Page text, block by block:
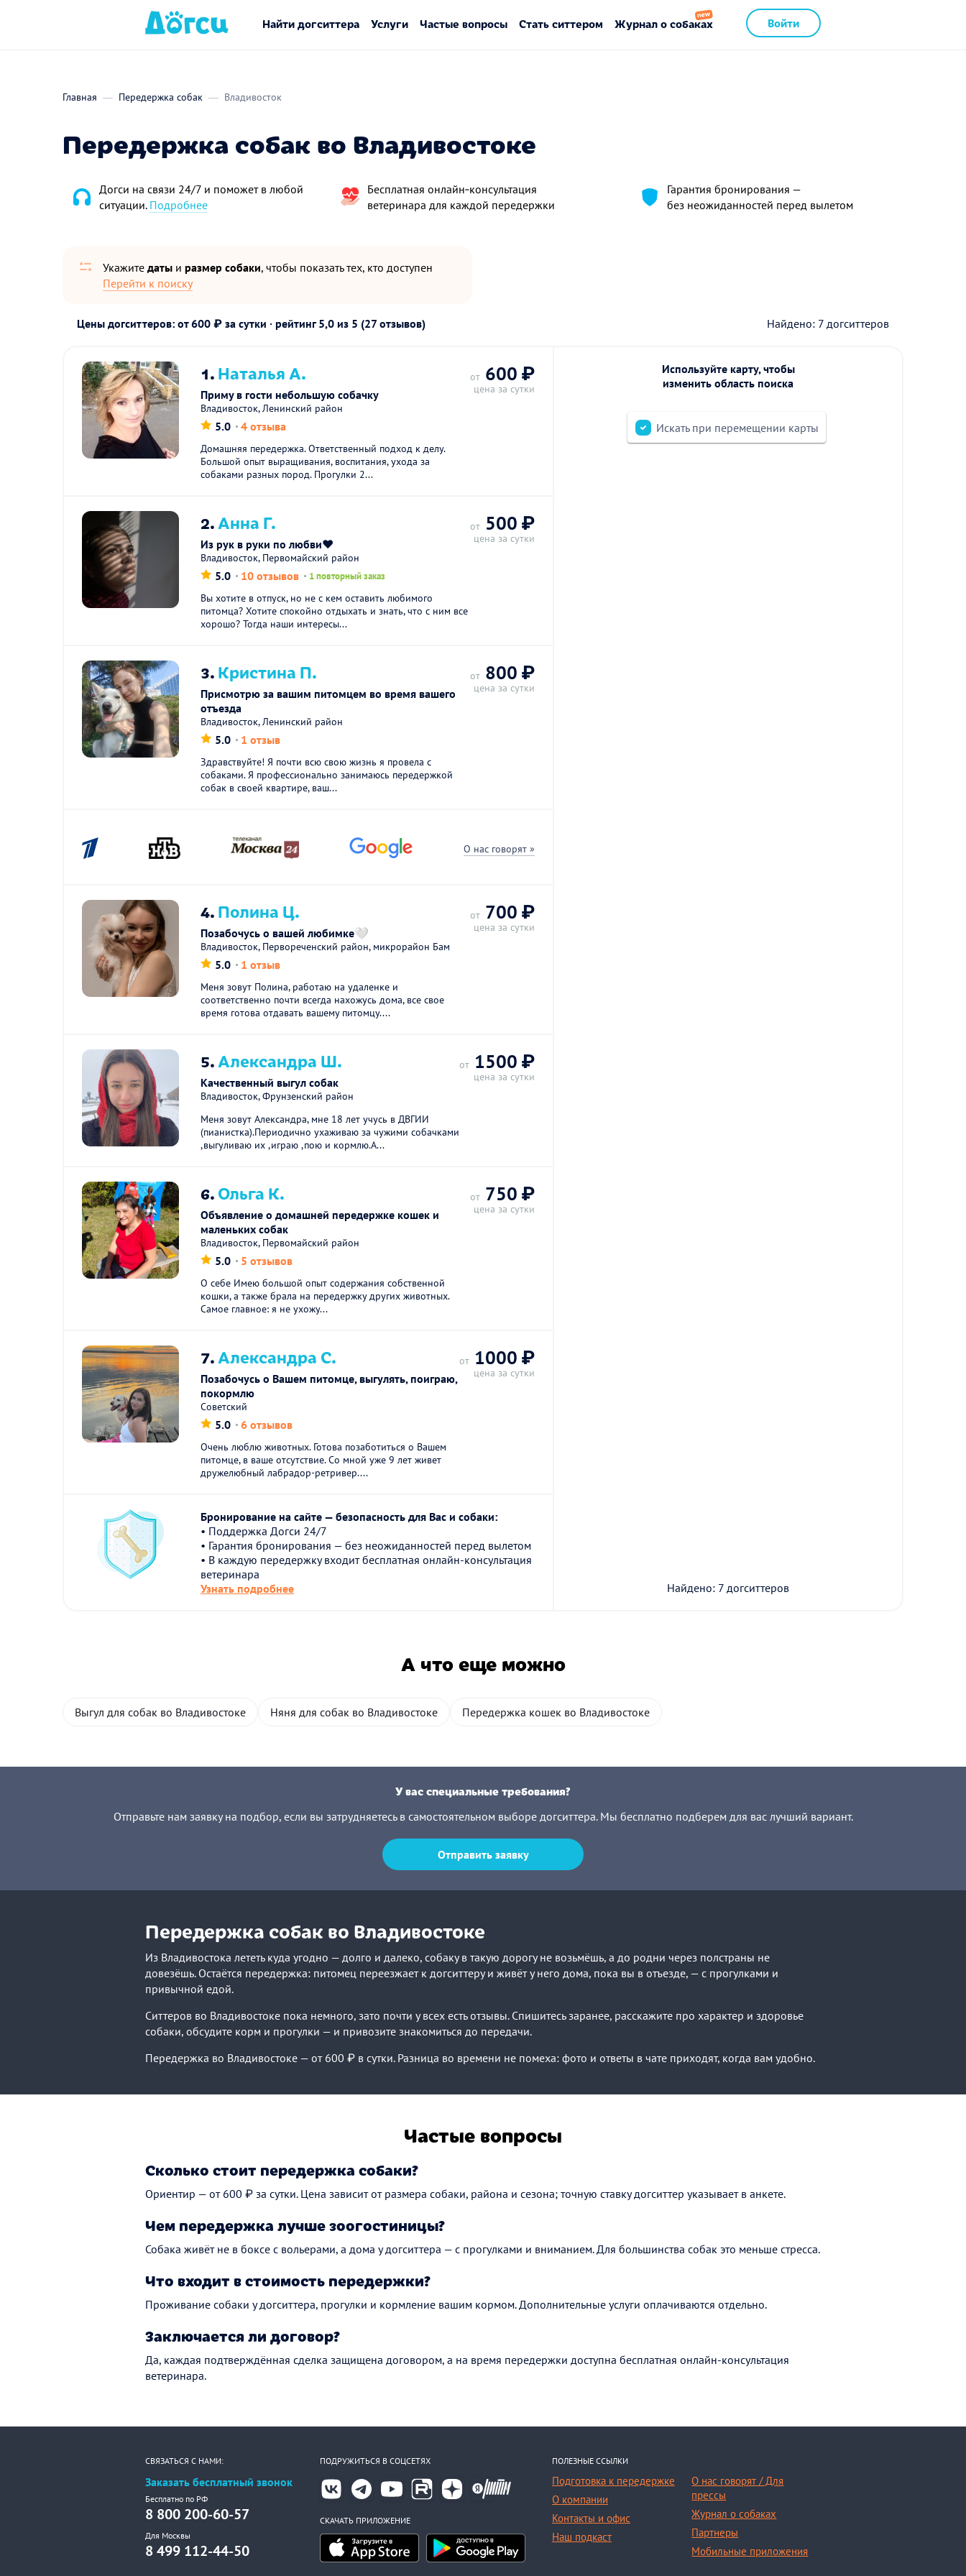
Войти
Найти догситтера Услуги Частые вопросы Стать ситтером Журнал о собаках
Главная Передержка собак Владивосток
Передержка собак во Владивостоке
Догси на связи 24/7 и поможет в любой
ситуации. Подробнее
Бесплатная онлайн‑консультация
ветеринара для каждой передержки
Гарантия бронирования —
без неожиданностей перед вылетом
Укажите даты и размер собаки, чтобы показать тех, кто доступен
Перейти к поиску
Цены догситтеров: от 600 ₽ за сутки · рейтинг 5,0 из 5 (27 отзывов) Найдено: 7 догситтеров
1.Наталья А.
Приму в гости небольшую собачку
Владивосток, Ленинский район
5.0 4 отзыва
Домашняя передержка. Ответственный подход к делу.
Большой опыт выращивания, воспитания, ухода за
собаками разных пород. Прогулки 2...
от 600 ₽
цена за сутки
2.Анна Г.
Из рук в руки по любви❤️
Владивосток, Первомайский район
5.0 10 отзывов 1 повторный заказ
Вы хотите в отпуск, но не с кем оставить любимого
питомца? Хотите спокойно отдыхать и знать, что с ним все
хорошо? Тогда наши интересы...
от 500 ₽
цена за сутки
3.Кристина П.
Присмотрю за вашим питомцем во время вашего
отъезда
Владивосток, Ленинский район
5.0 1 отзыв
Здравствуйте! Я почти всю свою жизнь я провела с
собаками. Я профессионально занимаюсь передержкой
собак в своей квартире, ваш...
от 800 ₽
цена за сутки
О нас говорят »
4.Полина Ц.
Позабочусь о вашей любимке🤍
Владивосток, Первореченский район, микрорайон Бам
5.0 1 отзыв
Меня зовут Полина, работаю на удаленке и
соответственно почти всегда нахожусь дома, все свое
время готова отдавать вашему питомцу....
от 700 ₽
цена за сутки
5.Александра Ш.
Качественный выгул собак
Владивосток, Фрунзенский район
Меня зовут Александра, мне 18 лет учусь в ДВГИИ
(пианистка).Периодично ухаживаю за чужими собачками
,выгуливаю их ,играю ,пою и кормлю.А...
от 1500 ₽
цена за сутки
6.Ольга К.
Объявление о домашней передержке кошек и
маленьких собак
Владивосток, Первомайский район
5.0 5 отзывов
О себе Имею большой опыт содержания собственной
кошки, а также брала на передержку других животных.
Самое главное: я не ухожу...
от 750 ₽
цена за сутки
7.Александра С.
Позабочусь о Вашем питомце, выгулять, поиграю,
покормлю
Советский
5.0 6 отзывов
Очень люблю животных. Готова позаботиться о Вашем
питомце, в ваше отсутствие. Со мной уже 9 лет живет
дружелюбный лабрадор-ретривер....
от 1000 ₽
цена за сутки
Бронирование на сайте — безопасность для Вас и собаки:
• Поддержка Догси 24/7
• Гарантия бронирования — без неожиданностей перед вылетом
• В каждую передержку входит бесплатная онлайн-консультация
ветеринара
Узнать подробнее
Используйте карту, чтобы
изменить область поиска
Искать при перемещении карты
Найдено: 7 догситтеров
А что еще можно
Выгул для собак во Владивостоке Няня для собак во Владивостоке Передержка кошек во Владивостоке
У вас специальные требования?
Отправьте нам заявку на подбор, если вы затрудняетесь в самостоятельном выборе догситтера. Мы бесплатно подберем для вас лучший вариант.
Отправить заявку
Передержка собак во Владивостоке
Из Владивостока лететь куда угодно — долго и далеко, собаку в такую дорогу не возьмёшь, а до родни через полстраны не
довезёшь. Остаётся передержка: питомец переезжает к догситтеру и живёт у него дома, пока вы в отъезде, — с прогулками и
привычной едой.
Ситтеров во Владивостоке пока немного, зато почти у всех есть отзывы. Спишитесь заранее, расскажите про характер и здоровье
собаки, обсудите корм и прогулки — и привозите знакомиться до передачи.
Передержка во Владивостоке — от 600 ₽ в сутки. Разница во времени не помеха: фото и ответы в чате приходят, когда вам удобно.
Частые вопросы
Сколько стоит передержка собаки?
Ориентир — от 600 ₽ за сутки. Цена зависит от размера собаки, района и сезона; точную ставку догситтер указывает в анкете.
Чем передержка лучше зоогостиницы?
Собака живёт не в боксе с вольерами, а дома у догситтера — с прогулками и вниманием. Для большинства собак это меньше стресса.
Что входит в стоимость передержки?
Проживание собаки у догситтера, прогулки и кормление вашим кормом. Дополнительные услуги оплачиваются отдельно.
Заключается ли договор?
Да, каждая подтверждённая сделка защищена договором, а на время передержки доступна бесплатная онлайн-консультация
ветеринара.
СВЯЗАТЬСЯ С НАМИ:
Заказать бесплатный звонок
Бесплатно по РФ
8 800 200-60-57
Для Москвы
8 499 112-44-50
ПОДРУЖИТЬСЯ В СОЦСЕТЯХ
СКАЧАТЬ ПРИЛОЖЕНИЕ
ПОЛЕЗНЫЕ ССЫЛКИ
Подготовка к передержке
О компании
Контакты и офис
Наш подкаст
О нас говорят / Для
прессы
Журнал о собаках
Партнеры
Мобильные приложения